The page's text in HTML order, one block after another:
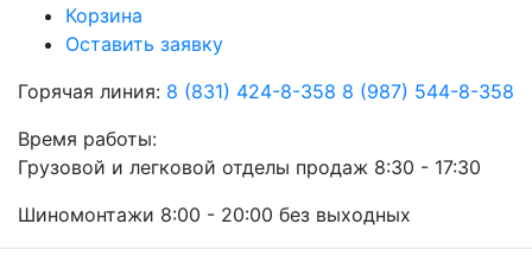
Корзина
Оставить заявку
Горячая линия: 8 (831) 424-8-358 8 (987) 544-8-358
Время работы:
Грузовой и легковой отделы продаж 8:30 - 17:30
Шиномонтажи 8:00 - 20:00 без выходных